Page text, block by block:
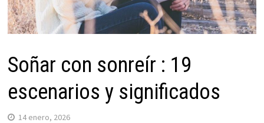
Soñar con sonreír : 19
escenarios y significados
14 enero, 2026